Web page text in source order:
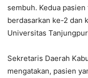
sembuh. Kedua
berdasarkan ke-2 dan
Universitas
Sekretaris Daerah
mengatakan, pasien